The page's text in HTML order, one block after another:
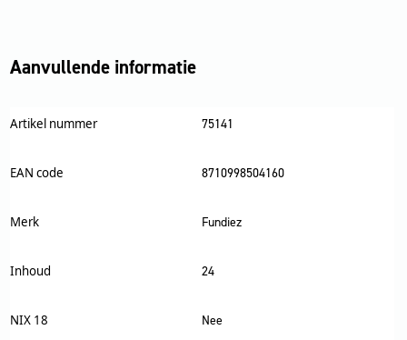
Aanvullende informatie
Artikel nummer 75141
EAN code 8710998504160
Merk Fundiez
Inhoud 24
NIX 18 Nee